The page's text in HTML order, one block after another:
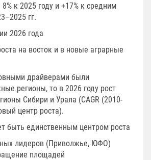
к 2025 году и +17% к средним
гг.
2026 года
на восток и в новые аграрные
драйверами были
регионы, то в 2026 году рост
Сибири и Урала (CAGR (2010-
центр роста).
единственным центром роста
лидеров (Приволжье, ЮФО)
площадей